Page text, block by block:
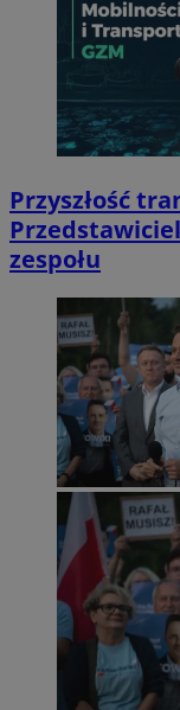
Przyszłość
zespołu